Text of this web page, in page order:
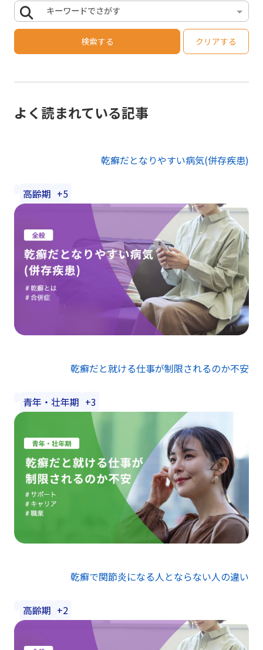
キーワードでさがす
検索する クリアする
よく読まれている記事
乾癬だとなりやすい病気(併存疾患)
高齢期 +5
乾癬だと就ける仕事が制限されるのか不安
青年・壮年期 +3
乾癬で関節炎になる人とならない人の違い
高齢期 +2